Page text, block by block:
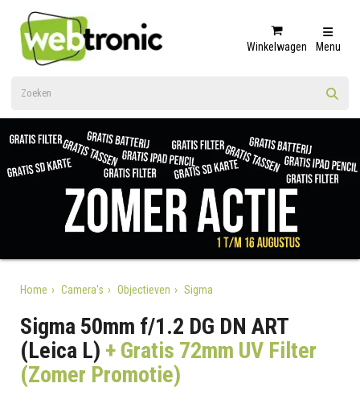
Winkelwagen Menu
Home Camera's Objectieven Sigma
Sigma 50mm f/1.2 DG DN ART
(Leica L) + Gratis 72mm UV Filter
(Zomer Promotie)